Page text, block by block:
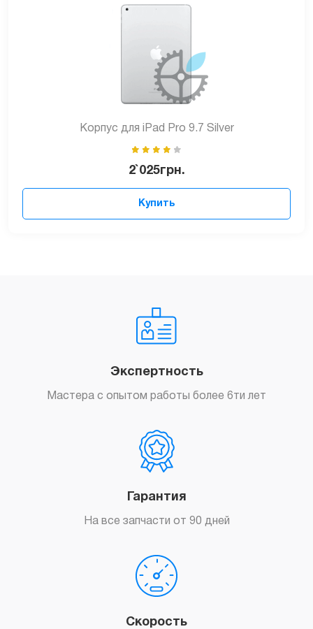
Корпус для iPad Pro 9.7 Silver
2`025грн.
Купить
Экспертность
Мастера с опытом работы более 6ти лет
Гарантия
На все запчасти от 90 дней
Скорость